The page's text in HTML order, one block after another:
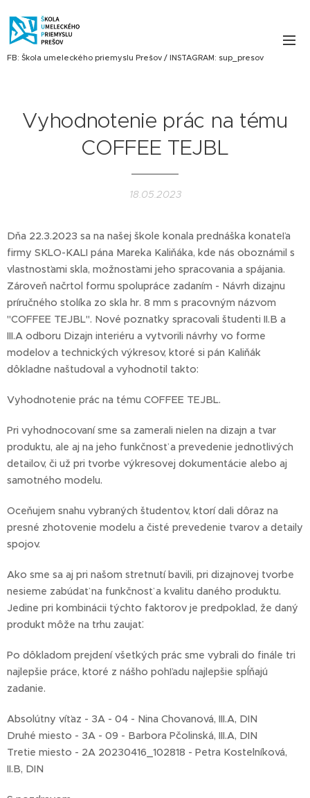
FB: Škola umeleckého priemyslu Prešov / INSTAGRAM: sup_presov
Vyhodnotenie prác na tému
COFFEE TEJBL
18.05.2023
Dňa 22.3.2023 sa na našej škole konala prednáška konateľa
firmy SKLO-KALI pána Mareka Kaliňáka, kde nás oboznámil s
vlastnosťami skla, možnosťami jeho spracovania a spájania.
Zároveň načrtol formu spolupráce zadaním - Návrh dizajnu
príručného stolíka zo skla hr. 8 mm s pracovným názvom
"COFFEE TEJBL". Nové poznatky spracovali študenti II.B a
III.A odboru Dizajn interiéru a vytvorili návrhy vo forme
modelov a technických výkresov, ktoré si pán Kaliňák
dôkladne naštudoval a vyhodnotil takto:
Vyhodnotenie prác na tému COFFEE TEJBL.
Pri vyhodnocovaní sme sa zamerali nielen na dizajn a tvar
produktu, ale aj na jeho funkčnosť a prevedenie jednotlivých
detailov, či už pri tvorbe výkresovej dokumentácie alebo aj
samotného modelu.
Oceňujem snahu vybraných študentov, ktorí dali dôraz na
presné zhotovenie modelu a čisté prevedenie tvarov a detaily
spojov.
Ako sme sa aj pri našom stretnutí bavili, pri dizajnovej tvorbe
nesieme zabúdať na funkčnosť a kvalitu daného produktu.
Jedine pri kombinácii týchto faktorov je predpoklad, že daný
produkt môže na trhu zaujať.
Po dôkladom prejdení všetkých prác sme vybrali do finále tri
najlepšie práce, ktoré z nášho pohľadu najlepšie spĺňajú
zadanie.
Absolútny víťaz - 3A - 04 - Nina Chovanová, III.A, DIN
Druhé miesto - 3A - 09 - Barbora Pčolinská, III.A, DIN
Tretie miesto - 2A 20230416_102818 - Petra Kostelníková,
II.B, DIN